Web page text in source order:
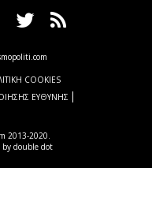
2013-2020.
by double dot
COOKIES
ΕΥΘΥΝΗΣ